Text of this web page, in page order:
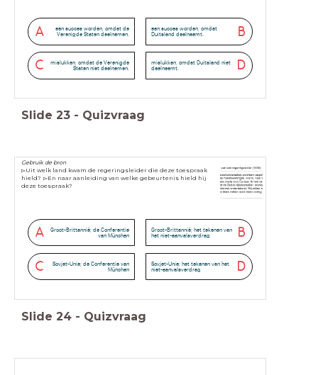
A
een succes worden, omdat de
Verenigde Staten deelnemen.
B
een succes worden, omdat
Duitsland deelneemt.
C
mislukken, omdat de Verenigde
Staten niet deelnemen.
D
mislukken, omdat Duitsland niet
deelneemt.
Slide 23 - Quizvraag
Gebruik de bron
▻Uit welk land kwam de regeringsleider die deze toespraak
hield? ▻En naar aanleiding van welke gebeurtenis hield hij
deze toespraak?
A
Groot-Brittannië; de Conferentie
van München
B
Groot-Brittannië; het tekenen van
het niet-aanvalsverdrag
C
Sovjet-Unie; de Conferentie van
München
D
Sovjet-Unie; het tekenen van het
niet-aanvalsverdrag
Slide 24 - Quizvraag